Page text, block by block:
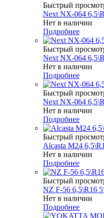
Быстрый
Next NX-064
Нет в наличии
Подробнее
Быстрый
Next NX-064
Нет в наличии
Подробнее
Быстрый
Next NX-064
Нет в наличии
Подробнее
Быстрый
Alcasta M24
Нет в наличии
Подробнее
Быстрый
NZ F-56 6,5\R16
Нет в наличии
Подробнее